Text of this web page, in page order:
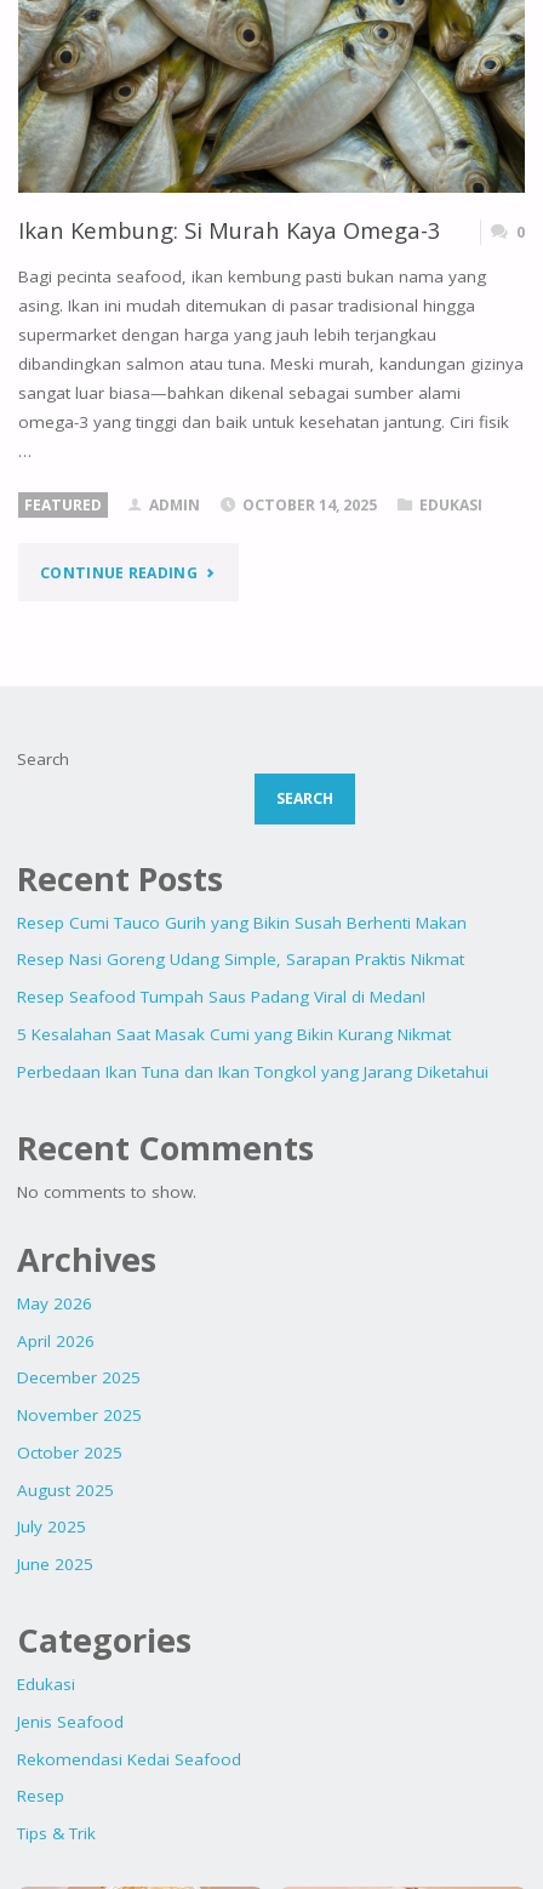
Ikan Kembung: Si Murah Kaya Omega-3 0
Bagi pecinta seafood, ikan kembung pasti bukan nama yang
asing. Ikan ini mudah ditemukan di pasar tradisional hingga
supermarket dengan harga yang jauh lebih terjangkau
dibandingkan salmon atau tuna. Meski murah, kandungan gizinya
sangat luar biasa—bahkan dikenal sebagai sumber alami
omega-3 yang tinggi dan baik untuk kesehatan jantung. Ciri fisik
…
FEATURED ADMIN OCTOBER 14, 2025 EDUKASI
CONTINUE READING"IKAN
Search
SEARCH
Recent Posts
Resep Cumi Tauco Gurih yang Bikin Susah Berhenti Makan
Resep Nasi Goreng Udang Simple, Sarapan Praktis Nikmat
Resep Seafood Tumpah Saus Padang Viral di Medan!
5 Kesalahan Saat Masak Cumi yang Bikin Kurang Nikmat
Perbedaan Ikan Tuna dan Ikan Tongkol yang Jarang Diketahui
Recent Comments
No comments to show.
Archives
May 2026
April 2026
December 2025
November 2025
October 2025
August 2025
July 2025
June 2025
Categories
Edukasi
Jenis Seafood
Rekomendasi Kedai Seafood
Resep
Tips & Trik